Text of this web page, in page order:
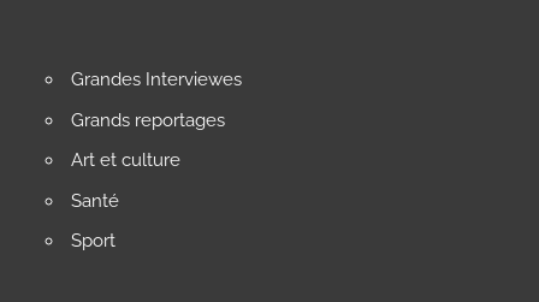
Grandes Interviewes
Grands reportages
Art et culture
Santé
Sport